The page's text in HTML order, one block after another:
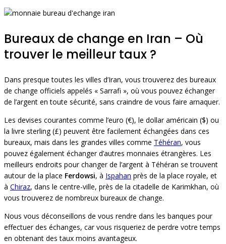
Bureaux de change en Iran – Où
trouver le meilleur taux ?
Dans presque toutes les villes d’Iran, vous trouverez des bureaux
de change officiels appelés « Sarrafi », où vous pouvez échanger
de l’argent en toute sécurité, sans craindre de vous faire arnaquer.
Les devises courantes comme l’euro (€), le dollar américain ($) ou
la livre sterling (£) peuvent être facilement échangées dans ces
bureaux, mais dans les grandes villes comme Téhéran, vous
pouvez également échanger d’autres monnaies étrangères. Les
meilleurs endroits pour changer de l’argent à Téhéran se trouvent
autour de la place Ferdowsi, à Ispahan près de la place royale, et
à Chiraz, dans le centre-ville, près de la citadelle de Karimkhan, où
vous trouverez de nombreux bureaux de change.
Nous vous déconseillons de vous rendre dans les banques pour
effectuer des échanges, car vous risqueriez de perdre votre temps
en obtenant des taux moins avantageux.